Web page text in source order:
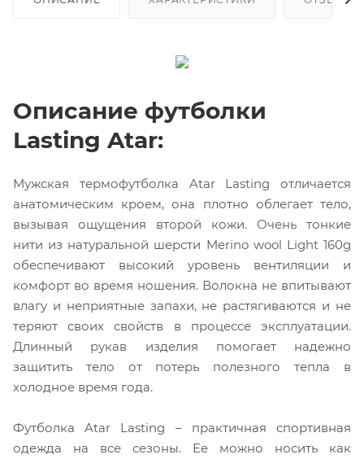
Описание футболки
Lasting Atar:
Мужская термофутболка Atar Lasting отличается
анатомическим кроем, она плотно облегает тело,
вызывая ощущения второй кожи. Очень тонкие
нити из натуральной шерсти Merino wool Light 160g
обеспечивают высокий уровень вентиляции и
комфорт во время ношения. Волокна не впитывают
влагу и неприятные запахи, не растягиваются и не
теряют своих свойств в процессе эксплуатации.
Длинный рукав изделия помогает надежно
защитить тело от потерь полезного тепла в
холодное время года.
Футболка Atar Lasting – практичная спортивная
одежда на все сезоны. Ее можно носить как